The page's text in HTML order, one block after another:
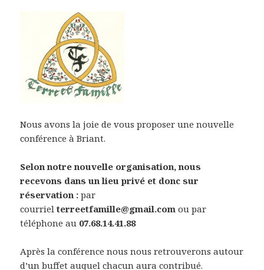
Nous avons la joie de vous proposer une nouvelle
conférence à Briant.
Selon notre nouvelle organisation, nous
recevons dans un lieu privé et donc sur
réservation :par
courrielterreetfamille@gmail.comou par
téléphone au 07.68.14.41.88
Après la conférence nous nous retrouverons autour
d’un buffet auquel chacun aura contribué.